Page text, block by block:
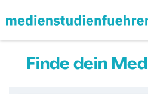
Finde dein